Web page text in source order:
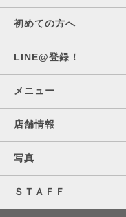
初めての方へ
LINE@登録！
メニュー
店舗情報
写真
ＳＴＡＦＦ